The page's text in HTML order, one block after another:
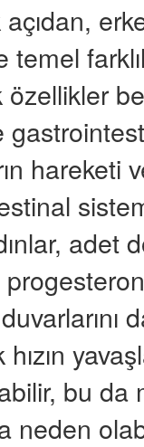
temel
hareketi
adet
bu da
neden